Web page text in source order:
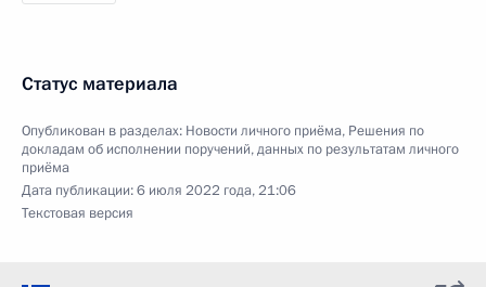
Статус материала
Опубликован в разделах: Новости личного приёма, Решения по
докладам об исполнении поручений, данных по результатам личного
приёма
Дата публикации:6 июля 2022 года, 21:06
Текстовая версия